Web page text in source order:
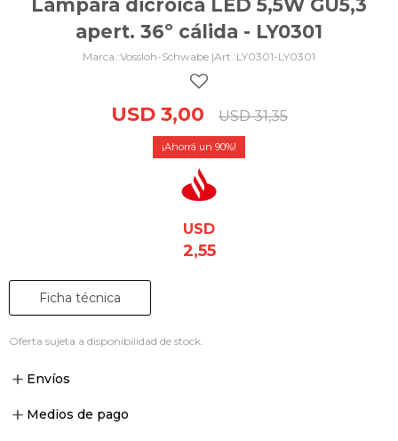
Lámpara dicroica LED 5,5W GU5,3
apert. 36º cálida - LY0301
Vossloh-Schwabe | LY0301-LY0301
USD 3,00 USD 31,35
90
USD
2,55
Ficha técnica
Oferta sujeta a disponibilidad de stock.
Envíos
Medios de pago